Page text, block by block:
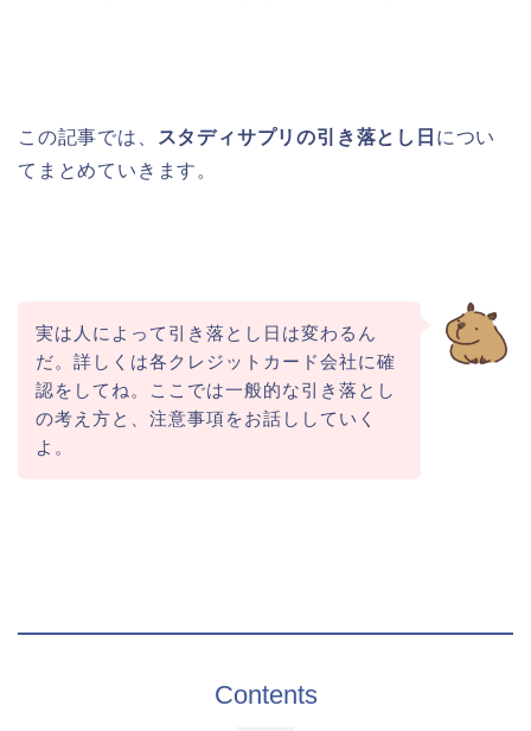
この記事では、 スタディサプリの引き落とし日 につい
てまとめていきます。
実は人によって引き落とし日は変わるん
だ。詳しくは各クレジットカード会社に確
認をしてね。ここでは一般的な引き落とし
の考え方と、注意事項をお話ししていく
よ。
Contents